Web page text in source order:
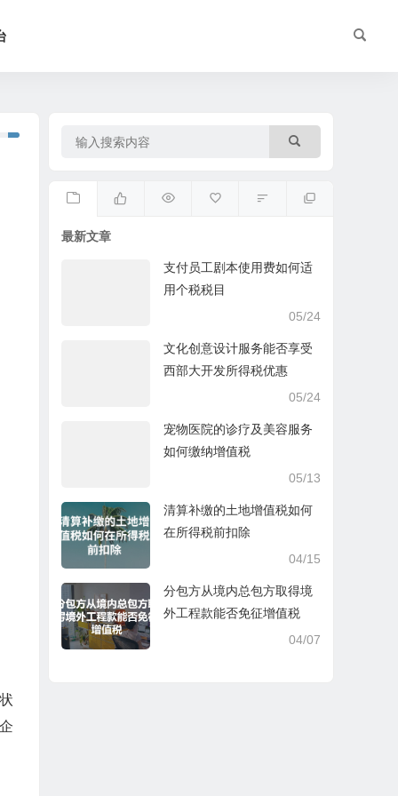
最新文章
支付员工剧本使用费如何适
用个税税目
05/24
文化创意设计服务能否享受
西部大开发所得税优惠
05/24
宠物医院的诊疗及美容服务
如何缴纳增值税
05/13
清算补缴的土地增值税如何
在所得税前扣除
04/15
分包方从境内总包方取得境
外工程款能否免征增值税
04/07